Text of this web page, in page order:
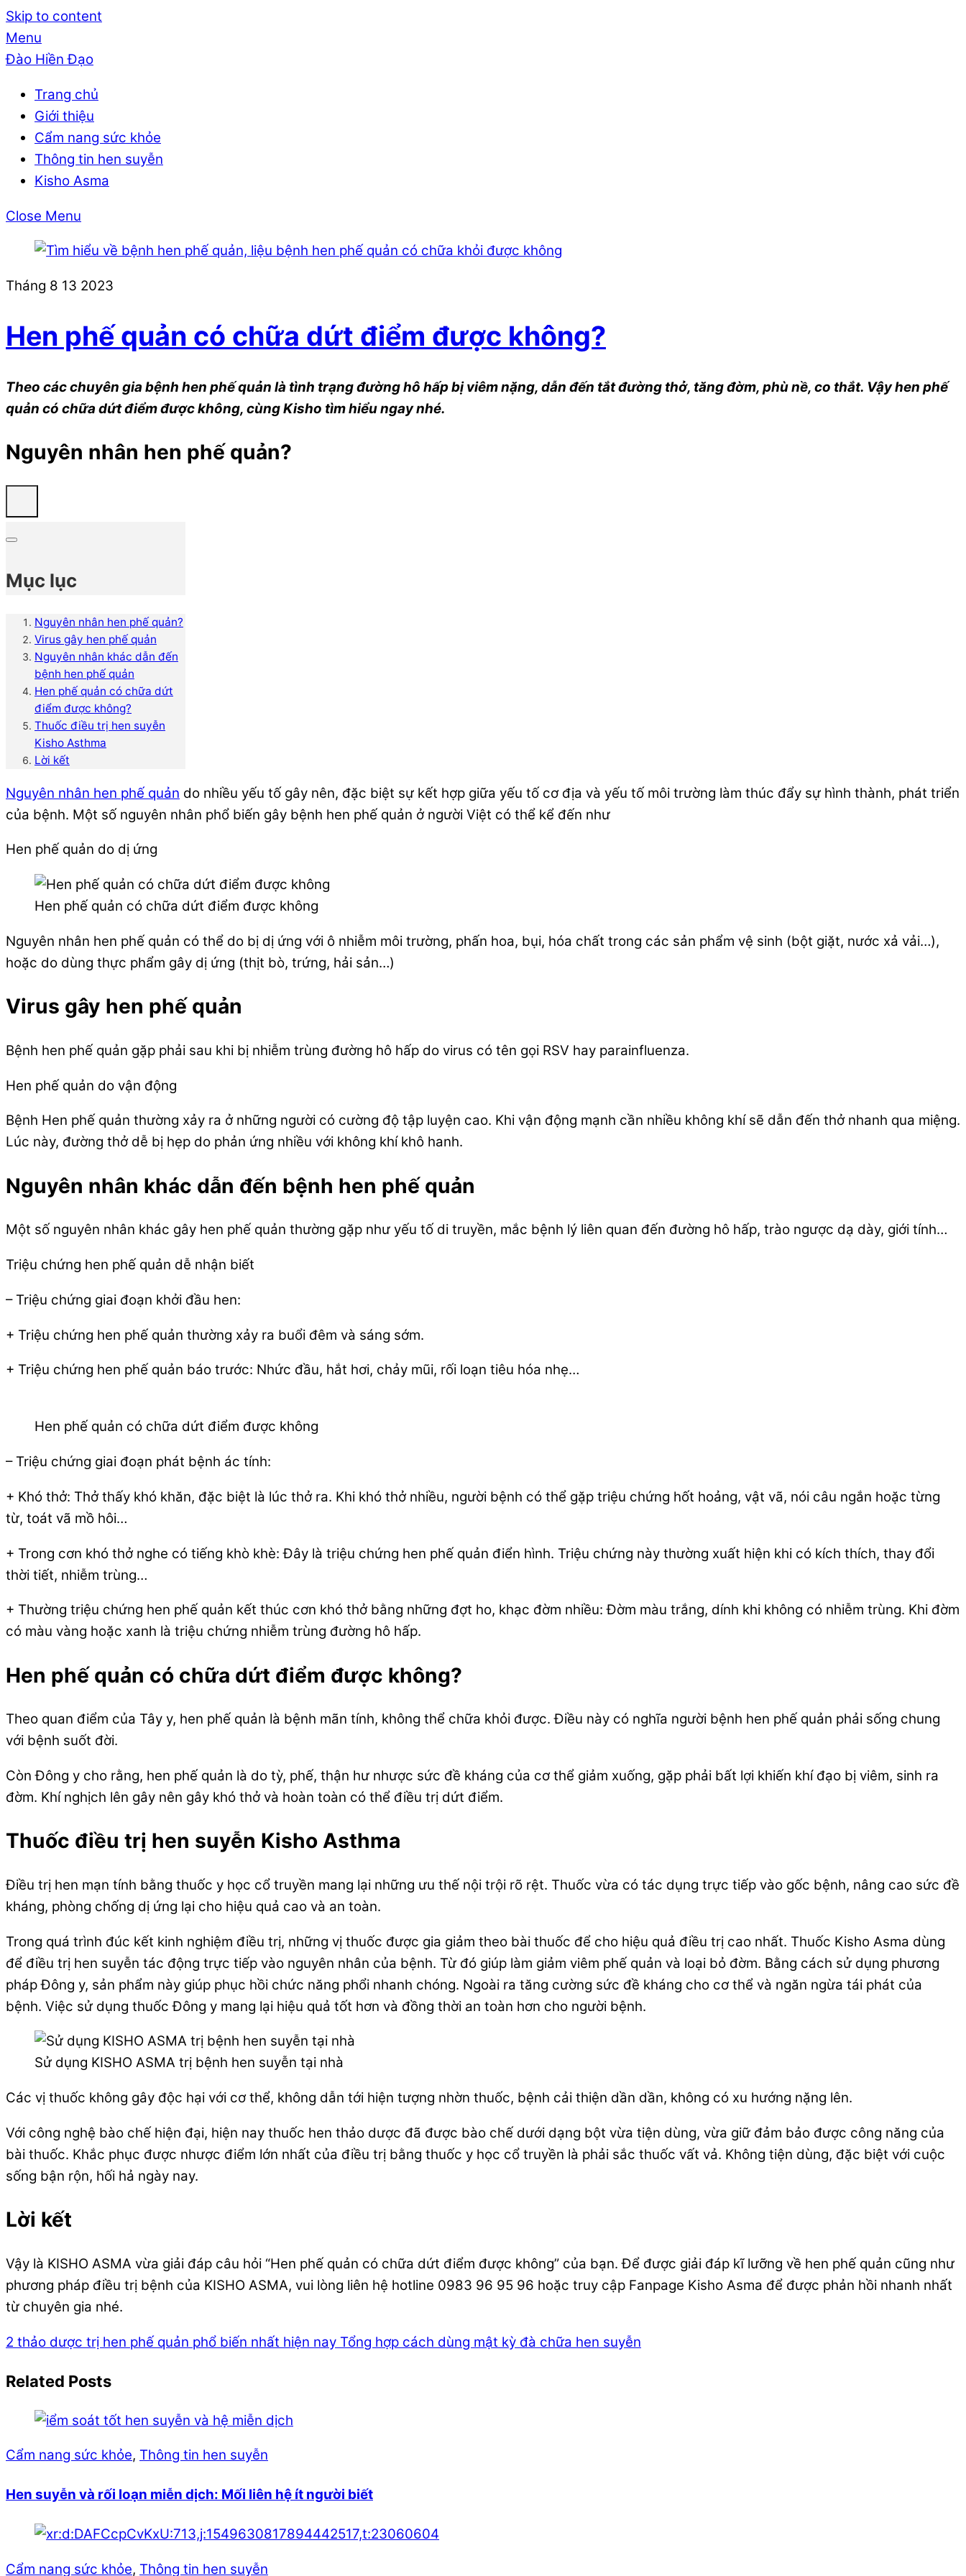
Skip to content
Menu
Đào Hiền Đạo
Trang chủ
Giới thiệu
Cẩm nang sức khỏe
Thông tin hen suyễn
Kisho Asma
Close Menu
Tháng 8 13 2023
Hen phế quản có chữa dứt điểm được không?
Theo các chuyên gia bệnh hen phế quản là tình trạng đường hô hấp bị viêm nặng, dẫn đến tắt đường thở, tăng đờm, phù nề, co thắt. Vậy hen phế
quản có chữa dứt điểm được không, cùng Kisho tìm hiểu ngay nhé.
Nguyên nhân hen phế quản?
Mục lục
Nguyên nhân hen phế quản?
Virus gây hen phế quản
Nguyên nhân khác dẫn đến
bệnh hen phế quản
Hen phế quản có chữa dứt
điểm được không?
Thuốc điều trị hen suyễn
Kisho Asthma
Lời kết
Nguyên nhân hen phế quản do nhiều yếu tố gây nên, đặc biệt sự kết hợp giữa yếu tố cơ địa và yếu tố môi trường làm thúc đẩy sự hình thành, phát triển
của bệnh. Một số nguyên nhân phổ biến gây bệnh hen phế quản ở người Việt có thể kể đến như
Hen phế quản do dị ứng
Hen phế quản có chữa dứt điểm được không
Nguyên nhân hen phế quản có thể do bị dị ứng với ô nhiễm môi trường, phấn hoa, bụi, hóa chất trong các sản phẩm vệ sinh (bột giặt, nước xả vải…),
hoặc do dùng thực phẩm gây dị ứng (thịt bò, trứng, hải sản…)
Virus gây hen phế quản
Bệnh hen phế quản gặp phải sau khi bị nhiễm trùng đường hô hấp do virus có tên gọi RSV hay parainfluenza.
Hen phế quản do vận động
Bệnh Hen phế quản thường xảy ra ở những người có cường độ tập luyện cao. Khi vận động mạnh cần nhiều không khí sẽ dẫn đến thở nhanh qua miệng.
Lúc này, đường thở dễ bị hẹp do phản ứng nhiều với không khí khô hanh.
Nguyên nhân khác dẫn đến bệnh hen phế quản
Một số nguyên nhân khác gây hen phế quản thường gặp như yếu tố di truyền, mắc bệnh lý liên quan đến đường hô hấp, trào ngược dạ dày, giới tính…
Triệu chứng hen phế quản dễ nhận biết
– Triệu chứng giai đoạn khởi đầu hen:
+ Triệu chứng hen phế quản thường xảy ra buổi đêm và sáng sớm.
+ Triệu chứng hen phế quản báo trước: Nhức đầu, hắt hơi, chảy mũi, rối loạn tiêu hóa nhẹ…
Hen phế quản có chữa dứt điểm được không
– Triệu chứng giai đoạn phát bệnh ác tính:
+ Khó thở: Thở thấy khó khăn, đặc biệt là lúc thở ra. Khi khó thở nhiều, người bệnh có thể gặp triệu chứng hốt hoảng, vật vã, nói câu ngắn hoặc từng
từ, toát vã mồ hôi…
+ Trong cơn khó thở nghe có tiếng khò khè: Đây là triệu chứng hen phế quản điển hình. Triệu chứng này thường xuất hiện khi có kích thích, thay đổi
thời tiết, nhiễm trùng…
+ Thường triệu chứng hen phế quản kết thúc cơn khó thở bằng những đợt ho, khạc đờm nhiều: Đờm màu trắng, dính khi không có nhiễm trùng. Khi đờm
có màu vàng hoặc xanh là triệu chứng nhiễm trùng đường hô hấp.
Hen phế quản có chữa dứt điểm được không?
Theo quan điểm của Tây y, hen phế quản là bệnh mãn tính, không thể chữa khỏi được. Điều này có nghĩa người bệnh hen phế quản phải sống chung
với bệnh suốt đời.
Còn Đông y cho rằng, hen phế quản là do tỳ, phế, thận hư nhược sức đề kháng của cơ thể giảm xuống, gặp phải bất lợi khiến khí đạo bị viêm, sinh ra
đờm. Khí nghịch lên gây nên gây khó thở và hoàn toàn có thể điều trị dứt điểm.
Thuốc điều trị hen suyễn Kisho Asthma
Điều trị hen mạn tính bằng thuốc y học cổ truyền mang lại những ưu thế nội trội rõ rệt. Thuốc vừa có tác dụng trực tiếp vào gốc bệnh, nâng cao sức đề
kháng, phòng chống dị ứng lại cho hiệu quả cao và an toàn.
Trong quá trình đúc kết kinh nghiệm điều trị, những vị thuốc được gia giảm theo bài thuốc để cho hiệu quả điều trị cao nhất. Thuốc Kisho Asma dùng
để điều trị hen suyễn tác động trực tiếp vào nguyên nhân của bệnh. Từ đó giúp làm giảm viêm phế quản và loại bỏ đờm. Bằng cách sử dụng phương
pháp Đông y, sản phẩm này giúp phục hồi chức năng phổi nhanh chóng. Ngoài ra tăng cường sức đề kháng cho cơ thể và ngăn ngừa tái phát của
bệnh. Việc sử dụng thuốc Đông y mang lại hiệu quả tốt hơn và đồng thời an toàn hơn cho người bệnh.
Sử dụng KISHO ASMA trị bệnh hen suyễn tại nhà
Các vị thuốc không gây độc hại với cơ thể, không dẫn tới hiện tượng nhờn thuốc, bệnh cải thiện dần dần, không có xu hướng nặng lên.
Với công nghệ bào chế hiện đại, hiện nay thuốc hen thảo dược đã được bào chế dưới dạng bột vừa tiện dùng, vừa giữ đảm bảo được công năng của
bài thuốc. Khắc phục được nhược điểm lớn nhất của điều trị bằng thuốc y học cổ truyền là phải sắc thuốc vất vả. Không tiện dùng, đặc biệt với cuộc
sống bận rộn, hối hả ngày nay.
Lời kết
Vậy là KISHO ASMA vừa giải đáp câu hỏi “Hen phế quản có chữa dứt điểm được không” của bạn. Để được giải đáp kĩ lưỡng về hen phế quản cũng như
phương pháp điều trị bệnh của KISHO ASMA, vui lòng liên hệ hotline 0983 96 95 96 hoặc truy cập Fanpage Kisho Asma để được phản hồi nhanh nhất
từ chuyên gia nhé.
2 thảo dược trị hen phế quản phổ biến nhất hiện nay Tổng hợp cách dùng mật kỳ đà chữa hen suyễn
Related Posts
Cẩm nang sức khỏe, Thông tin hen suyễn
Hen suyễn và rối loạn miễn dịch: Mối liên hệ ít người biết
Cẩm nang sức khỏe, Thông tin hen suyễn